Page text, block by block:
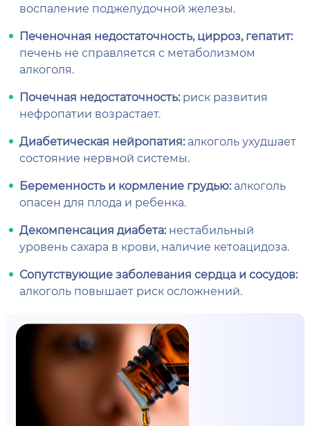
воспаление поджелудочной железы.
Печеночная недостаточность, цирроз, гепатит:
печень не справляется с метаболизмом
алкоголя.
Почечная недостаточность:риск развития
нефропатии возрастает.
Диабетическая нейропатия:алкоголь ухудшает
состояние нервной системы.
Беременность и кормление грудью:алкоголь
опасен для плода и ребенка.
Декомпенсация диабета:нестабильный
уровень сахара в крови, наличие кетоацидоза.
Сопутствующие заболевания сердца и сосудов:
алкоголь повышает риск осложнений.